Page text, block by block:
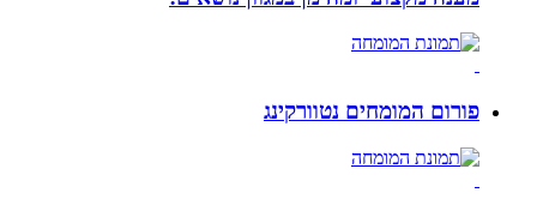
פורום המומחים נטוורקינג